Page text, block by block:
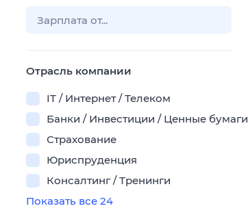
Отрасль компании
IT / Интернет / Телеком
Банки / Инвестиции / Ценные бумаги
Страхование
Юриспруденция
Консалтинг / Тренинги
Показать все 24